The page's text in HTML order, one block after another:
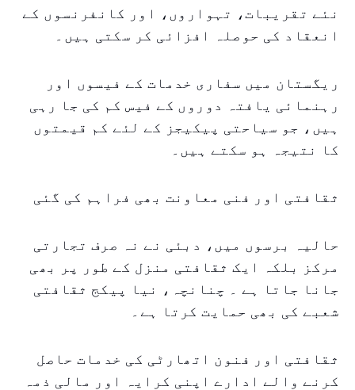
نئے تقریبات، تہواروں، اور کانفرنسوں کے
انعقاد کی حوصلہ افزائی کر سکتی ہیں۔
ریگستان میں سفاری خدمات کے فیسوں اور
رہنمائی یافتہ دوروں کے فیس کم کی جا رہی
ہیں، جو سیاحتی پیکیجز کے لئے کم قیمتوں
کا نتیجہ ہو سکتے ہیں۔
ثقافتی اور فنی معاونت بھی فراہم کی گئی
حالیہ برسوں میں، دبئی نے نہ صرف تجارتی
مرکز بلکہ ایک ثقافتی منزل کے طور پر بھی
جانا جاتا ہے ۔ چنانچہ، نیا پیکج ثقافتی
شعبے کی بھی حمایت کرتا ہے۔
ثقافتی اور فنون اتھارٹی کی خدمات حاصل
کرنے والے ادارے اپنی کرایہ اور مالی ذمہ